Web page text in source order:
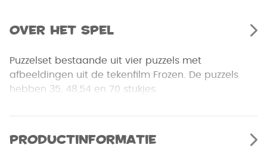
Over het spel
Puzzelset bestaande uit vier puzzels met
afbeeldingen uit de tekenfilm Frozen. De puzzels
hebben 35, 48,54 en 70 stukjes.
Productinformatie